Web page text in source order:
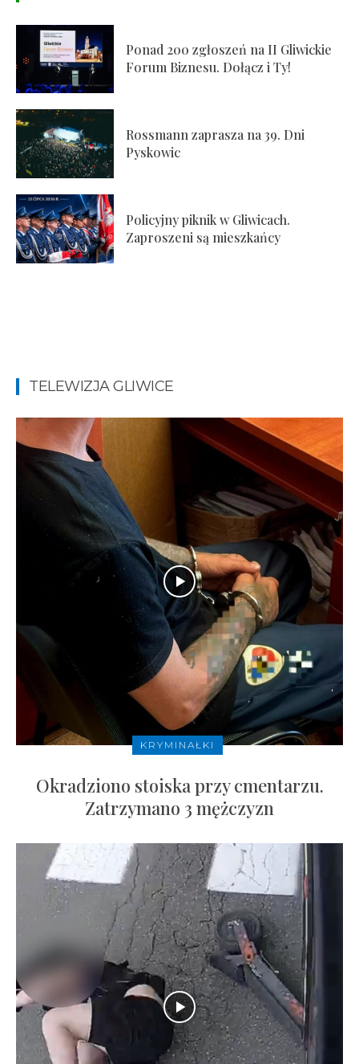
Ponad 200 zgłoszeń na II Gliwickie
Forum Biznesu. Dołącz i Ty!
Rossmann zaprasza na 39. Dni
Pyskowic
Policyjny piknik w Gliwicach.
Zaproszeni są mieszkańcy
TELEWIZJA GLIWICE
KRYMINAŁKI
Okradziono stoiska przy cmentarzu.
Zatrzymano 3 mężczyzn